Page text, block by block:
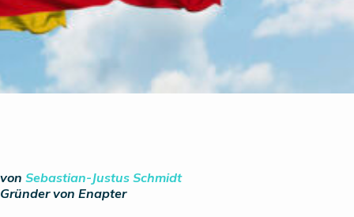
von Sebastian-Justus Schmidt
Gründer von Enapter